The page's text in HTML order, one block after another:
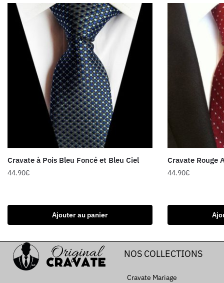
Cravate à Pois Bleu Foncé et Bleu Ciel
44.90€
Ajouter au panier
Cravate Rouge
44.90€
NOS COLLECTIONS
Cravate Mariage